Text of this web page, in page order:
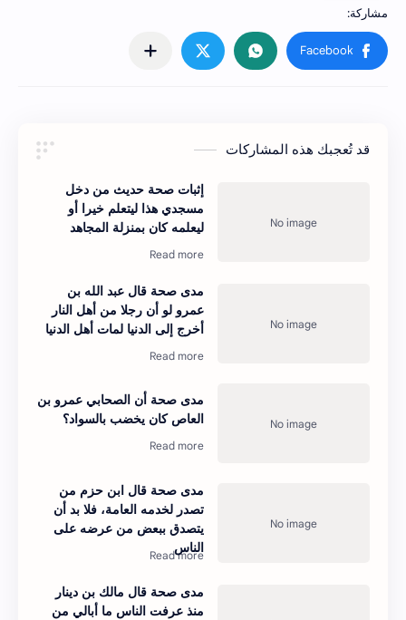
قد تُعجبك هذه المشاركات
إثبات صحة حديث من دخل
مسجدي هذا ليتعلم خيرا أو
ليعلمه كان بمنزلة المجاهد
مدى صحة قال عبد الله بن
عمرو لو أن رجلا من أهل النار
أخرج إلى الدنيا لمات أهل الدنيا
مدى صحة أن الصحابي عمرو بن
العاص كان يخضب بالسواد؟
مدى صحة قال ابن حزم من
تصدر لخدمه العامة، فلا بد أن
يتصدق ببعض من عرضه على
الناس
مدى صحة قال مالك بن دينار
منذ عرفت الناس ما أبالي من